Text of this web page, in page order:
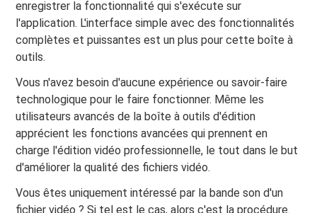
enregistrer la fonctionnalité qui s'exécute sur
l'application. L'interface simple avec des fonctionnalités
complètes et puissantes est un plus pour cette boîte à
outils.
Vous n'avez besoin d'aucune expérience ou savoir-faire
technologique pour le faire fonctionner. Même les
utilisateurs avancés de la boîte à outils d'édition
apprécient les fonctions avancées qui prennent en
charge l'édition vidéo professionnelle, le tout dans le but
d'améliorer la qualité des fichiers vidéo.
Vous êtes uniquement intéressé par la bande son d'un
fichier vidéo ? Si tel est le cas, alors c'est la procédure.